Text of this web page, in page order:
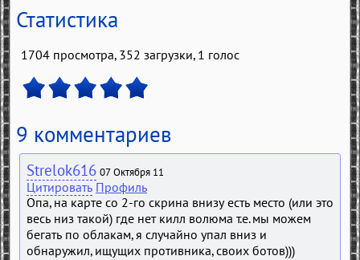
Статистика
1704 просмотра, 352 загрузки, 1 голос
9 комментариев
Strelok616 07 Октября 11
Цитировать Профиль
Опа, на карте со 2-го скрина внизу есть место (или это
весь низ такой) где нет килл волюма т.е. мы можем
бегать по облакам, я случайно упал вниз и
обнаружил, ищущих противника, своих ботов)))